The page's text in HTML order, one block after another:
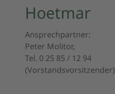
Hoetmar
Ansprechpartner:
Peter Molitor,
Tel. 0 25 85 / 12 94
(Vorstandsvorsitzender)